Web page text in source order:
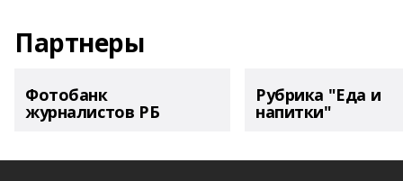
Партнеры
Фотобанк
журналистов РБ
Рубрика "Еда и
напитки"